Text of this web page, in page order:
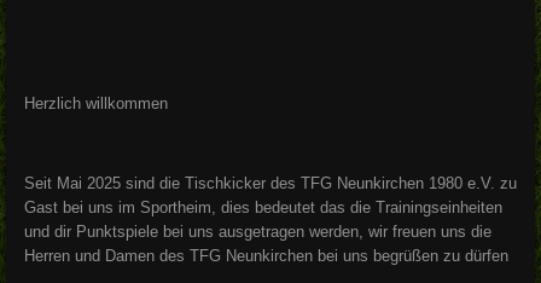
Herzlich willkommen
Seit Mai 2025 sind die Tischkicker des TFG Neunkirchen 1980 e.V. zu
Gast bei uns im Sportheim, dies bedeutet das die Trainingseinheiten
und dir Punktspiele bei uns ausgetragen werden, wir freuen uns die
Herren und Damen des TFG Neunkirchen bei uns begrüßen zu dürfen